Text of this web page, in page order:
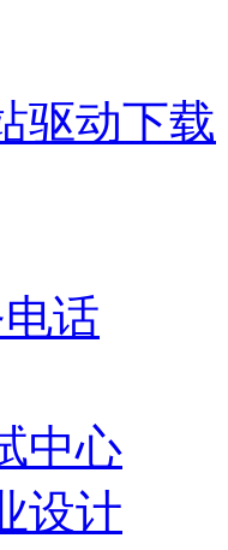
驱动下载
话
中心
设计